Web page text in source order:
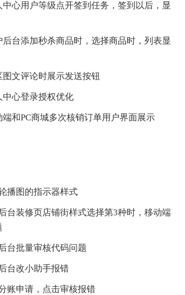
中心用户等级点开签到任务，签到以后，显
后台添加秒杀商品时，选择商品时，列表显
图文评论时展示发送按钮
中心登录授权优化
端和PC商城多次核销订单用户界面展示
播图的指示器样式
台装修页店铺街样式选择第3种时，移动端
台批量审核代码问题
台改小助手报错
账申请，点击审核报错